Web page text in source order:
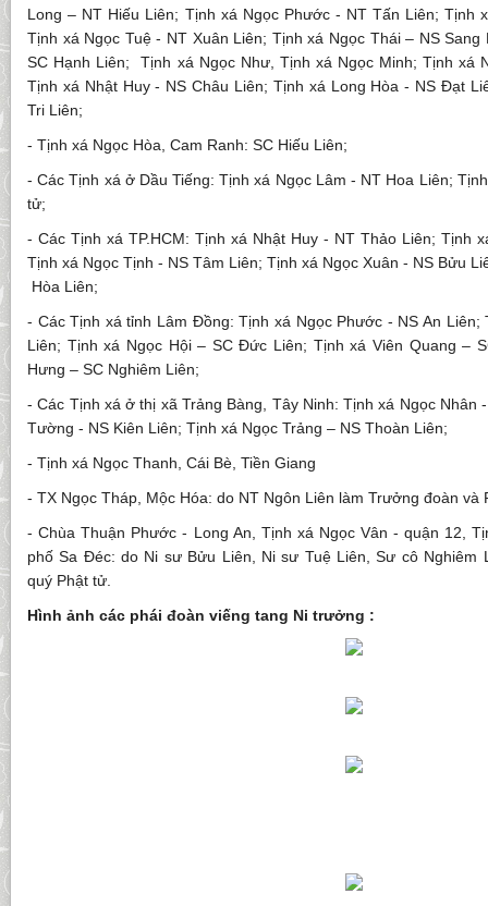
Long – NT Hiếu Liên; Tịnh xá Ngọc Phước - NT Tấn Liên; Tịnh
Tịnh xá Ngọc Tuệ - NT Xuân Liên; Tịnh xá Ngọc Thái – NS
SC Hạnh Liên; Tịnh xá Ngọc Như, Tịnh xá Ngọc Minh; Tịnh xá
Tịnh xá Nhật Huy - NS Châu Liên; Tịnh xá Long Hòa - NS Đạt
Tri Liên;
- Tịnh xá Ngọc Hòa, Cam Ranh: SC Hiếu Liên;
- Các Tịnh xá ở Dầu Tiếng: Tịnh xá Ngọc Lâm - NT Hoa Liên;
tử;
- Các Tịnh xá TP.HCM: Tịnh xá Nhật Huy - NT Thảo Liên; Tịnh
Tịnh xá Ngọc Tịnh - NS Tâm Liên; Tịnh xá Ngọc Xuân - NS Bửu
Hòa Liên;
- Các Tịnh xá tỉnh Lâm Đồng: Tịnh xá Ngọc Phước - NS An Liên;
Liên; Tịnh xá Ngọc Hội – SC Đức Liên; Tịnh xá Viên Quang –
Hưng – SC Nghiêm Liên;
- Các Tịnh xá ở thị xã Trảng Bàng, Tây Ninh: Tịnh xá Ngọc Nhân
Tường - NS Kiên Liên; Tịnh xá Ngọc Trảng – NS Thoàn Liên;
- Tịnh xá Ngọc Thanh, Cái Bè, Tiền Giang
- TX Ngọc Tháp, Mộc Hóa: do NT Ngôn Liên làm Trưởng đoàn và
- Chùa Thuận Phước - Long An, Tịnh xá Ngọc Vân - quận 12,
phố Sa Đéc: do Ni sư Bửu Liên, Ni sư Tuệ Liên, Sư cô Nghiêm
quý Phật tử.
Hình ảnh các phái đoàn viếng tang Ni trưởng :